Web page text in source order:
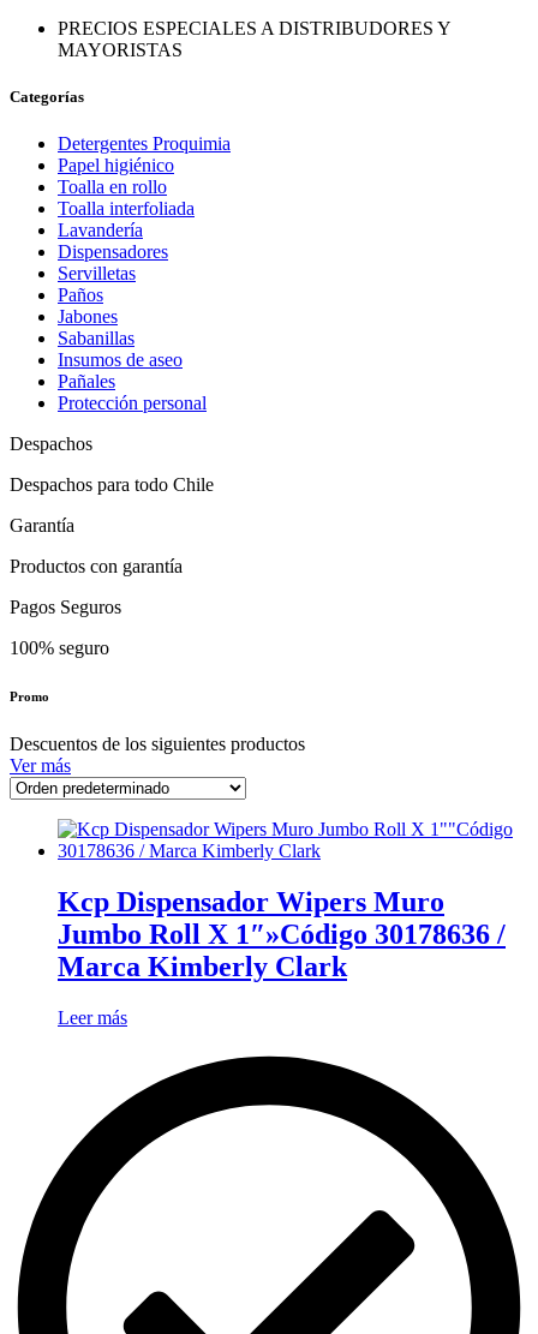
PRECIOS ESPECIALES A DISTRIBUDORES Y
MAYORISTAS
Categorías
Detergentes Proquimia
Papel higiénico
Toalla en rollo
Toalla interfoliada
Lavandería
Dispensadores
Servilletas
Paños
Jabones
Sabanillas
Insumos de aseo
Pañales
Protección personal
Despachos
Despachos para todo Chile
Garantía
Productos con garantía
Pagos Seguros
100% seguro
Promo
Descuentos de los siguientes productos
Ver más
Kcp Dispensador Wipers Muro
Jumbo Roll X 1″»Código 30178636 /
Marca Kimberly Clark
Leer más